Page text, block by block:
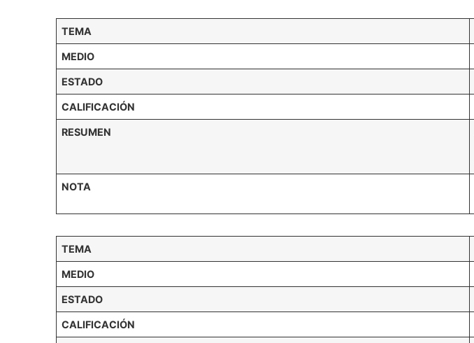
TEMA
MEDIO
ESTADO
CALIFICACIÓN
RESUMEN
NOTA
TEMA
MEDIO
ESTADO
CALIFICACIÓN